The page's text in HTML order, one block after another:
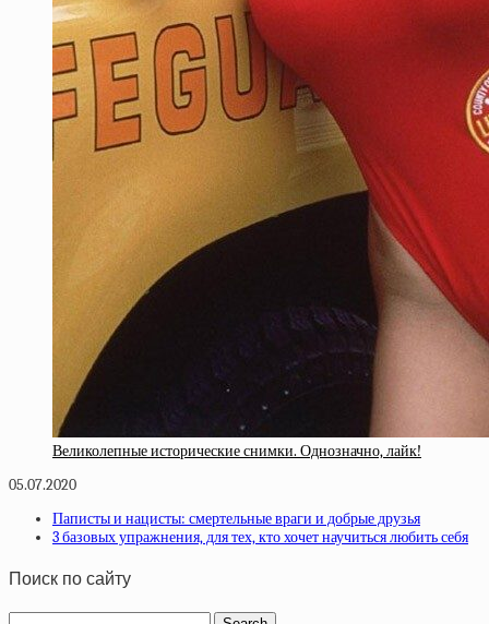
Великолепные исторические снимки. Однозначно, лайк!
05.07.2020
Паписты и нацисты: смертельные враги и добрые друзья
3 базовых упражнения, для тех, кто хочет научиться любить себя
Поиск по сайту